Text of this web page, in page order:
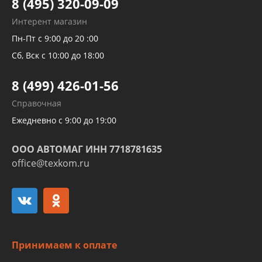
Рукавов гидроусилителей
Рукавов компрессоров и турбин
Трубок кондиционеров
Развертка пайка медных стальных
алюминиевых трубок и штуцеров
8 (495) 320-09-09
Интерент магазин
Пн-Пт с 9:00 до 20 :00
Сб, Вск с 10:00 до 18:00
8 (499) 426-01-56
Справочная
Ежедневно с 9:00 до 19:00
ООО АВТОМАГ ИНН 7718781635
office@texkom.ru
Принимаем к оплате